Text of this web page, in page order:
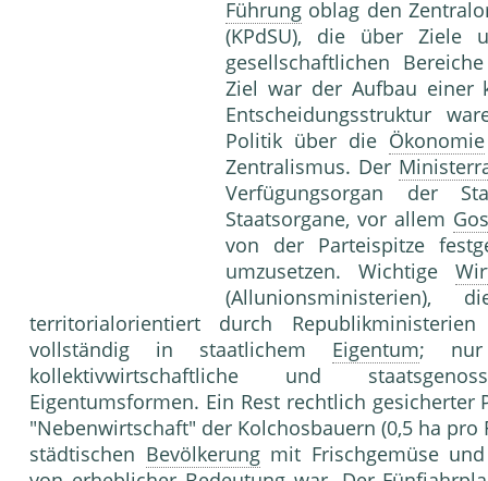
Führung oblag den
(KPdSU), die über
gesellschaftlichen
Ziel war der Aufbau einer
Entscheidungsstruktur
Politik über die Ökonomie
Zentralismus. Der
Verfügungsorgan der
Staatsorgane, vor allem
von der Parteispitze
umzusetzen. Wichtige
territorialorientiert durch
vollständig in staatlichem Eigentum;
kollektivwirtschaftliche und
Eigentumsformen. Ein Rest rechtlich
"Nebenwirtschaft" der Kolchosbauern (0,5 ha
städtischen Bevölkerungmit Frischgemüse